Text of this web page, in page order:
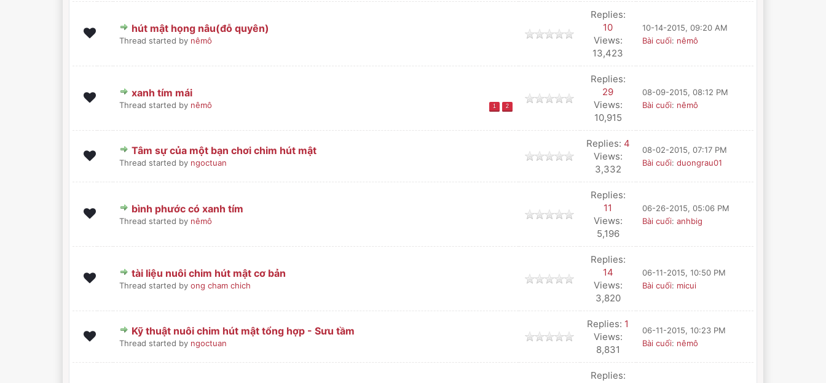
hút mật họng nâu(đỗ quyên)
Thread started by nêmô
0 Bình chọn - 0 trong 5 sao
12345
Replies:
10
Views:
13,423
10-14-2015, 09:20 AM
Bài cuối: nêmô
xanh tím mái
Thread started by nêmô 1 2
0 Bình chọn - 0 trong 5 sao
Replies:
29
Views:
10,915
08-09-2015, 08:12 PM
Bài cuối: nêmô
Tâm sự của một bạn chơi chim hút mật
Thread started by ngoctuan
0 Bình chọn - 0 trong 5 sao
12 345
Replies: 4
Views:
3,332
08-02-2015, 07:17 PM
Bài cuối: duongrau01
bình phước có xanh tím
Thread started by nêmô
0 Bình chọn - 0 trong 5 sao
12345
Replies:
11
Views:
5,196
06-26-2015, 05:06 PM
Bài cuối: anhbig
tài liệu nuôi chim hút mật cơ bản
Thread started by ong cham chich
0 Bình chọn - 0 trong 5 sao
12345
Replies:
14
Views:
3,820
06-11-2015, 10:50 PM
Bài cuối: micui
Kỹ thuật nuôi chim hút mật tổng hợp - Sưu tầm
Thread started by ngoctuan
0 Bình chọn - 0 trong 5 sao
1234 5
Replies: 1
Views:
8,831
06-11-2015, 10:23 PM
Bài cuối: nêmô
Replies: